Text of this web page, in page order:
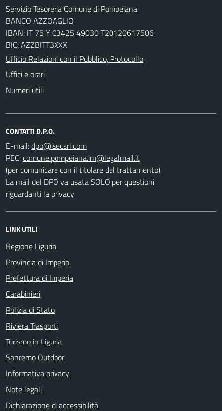
Servizio Tesoreria Comune di Pompeiana
BANCO AZZOAGLIO
IBAN: IT 75 Y 03425 49030 T20120617506
BIC: AZZBITT3XXX
Ufficio Relazioni con il Pubblico, Protocollo
Uffici e orari
Numeri utili
CONTATTI D.P.O.
E-mail:
PEC:
(per comunicare con il titolare del trattamento)
La mail del DPO va usata SOLO per questioni
riguardanti la privacy
LINK UTILI
Regione Liguria
Provincia di Imperia
Prefettura di Imperia
Carabinieri
Polizia di Stato
Riviera Trasporti
Turismo in Liguria
Sanremo Outdoor
Informativa privacy
Note legali
Dichiarazione di accessibilità